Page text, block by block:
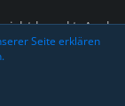
korrekt. Auch
dürfte
wenn sich
Seite erklären